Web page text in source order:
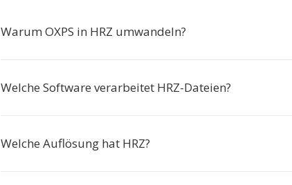
Warum OXPS in HRZ umwandeln?
Welche Software verarbeitet HRZ-Dateien?
Welche Auflösung hat HRZ?